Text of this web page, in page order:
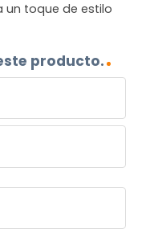
un toque de estilo
producto.